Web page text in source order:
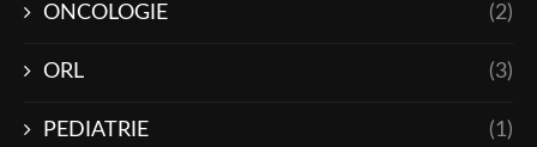
ONCOLOGIE (2)
ORL (3)
PEDIATRIE (1)